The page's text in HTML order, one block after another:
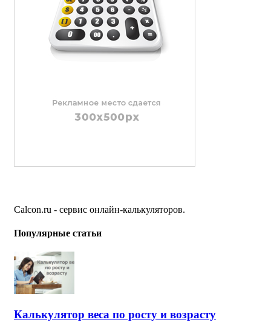
Calcon.ru - сервис онлайн-калькуляторов.
Популярные статьи
Калькулятор веса по росту и возрасту